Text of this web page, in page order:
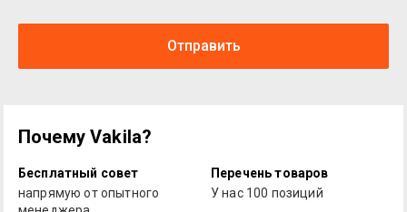
Отправить
Почему Vakila?
Бесплатный совет
напрямую от опытного
Перечень товаров
У нас 100 позиций